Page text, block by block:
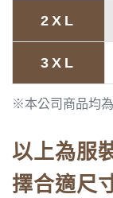
※本公司商品均
2XL
3XL
以上為服
擇合適尺